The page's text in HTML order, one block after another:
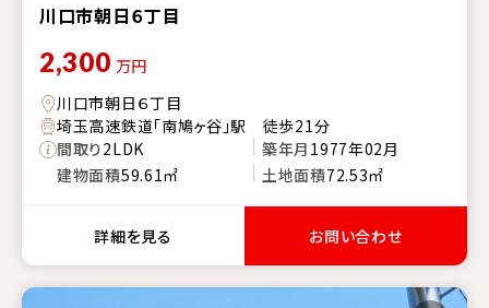
川口市朝日６丁目
2,300 万円
川口市朝日６丁目
埼玉高速鉄道「南鳩ヶ谷」駅 徒歩21分
間取り2LDK 築年月 1977年02月
建物面積59.61㎡ 土地面積72.53㎡
詳細を見る お問い合わせ